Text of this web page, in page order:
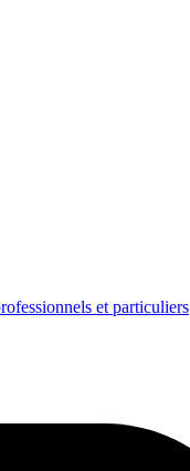
et particuliers